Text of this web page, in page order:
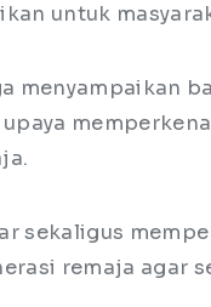
untuk
menyampaikan
sekaligus
remaja agar